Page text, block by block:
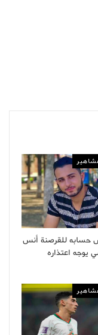
حسابه للقرصنة أنس
يوجه اعتذاره